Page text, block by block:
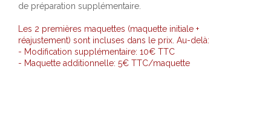
de préparation supplémentaire.
Les 2 premières maquettes (maquette initiale +
réajustement) sont incluses dans le prix. Au-delà:
- Modification supplémentaire: 10€ TTC
- Maquette additionnelle: 5€ TTC/maquette